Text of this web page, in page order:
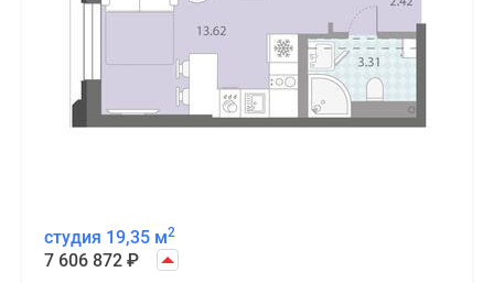
студия 19,35 м2
7 606 872 ₽